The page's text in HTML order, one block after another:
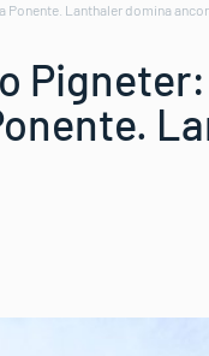
Ponente. Lanthaler domina